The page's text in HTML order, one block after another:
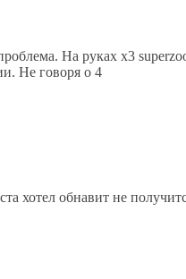
На руках x3
Не говоря о 4
хотел обнавит не